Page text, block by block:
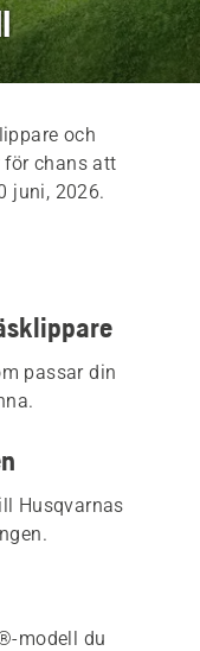
och
för chans att
juni, 2026.
passar din
Husqvarnas
modell du